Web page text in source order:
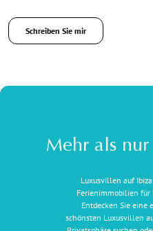
Schreiben Sie mir
Mehr als
Luxusvillen auf
Ferienimmobilien
Entdecken Sie eine
schönsten Luxusvillen